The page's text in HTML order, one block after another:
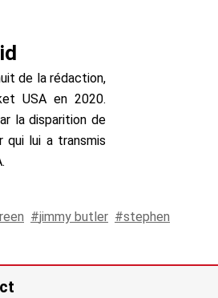
de la rédaction,
USA en 2020.
la disparition de
qui lui a transmis
jimmy butler
stephen